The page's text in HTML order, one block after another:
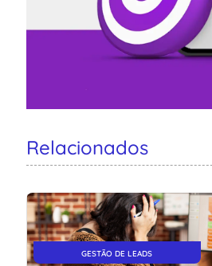
Relacionados
GESTÃO DE LEADS